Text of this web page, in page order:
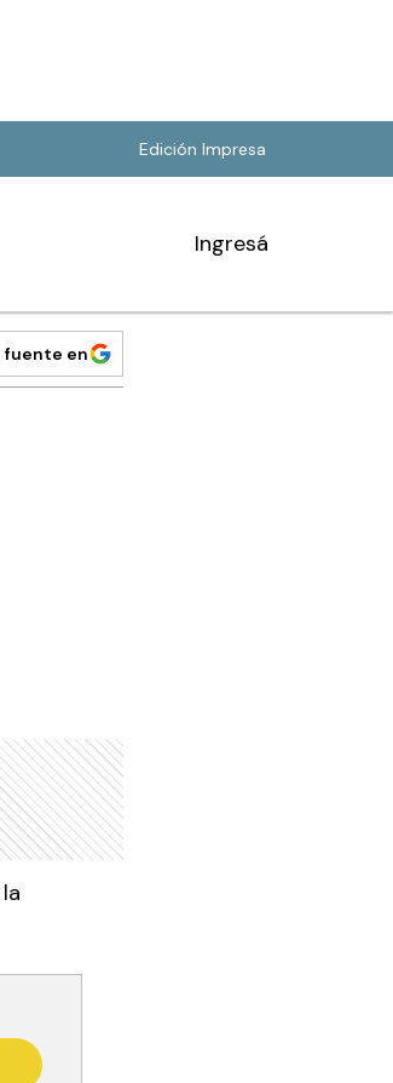
Edición Impresa
Ingresá
fuente en